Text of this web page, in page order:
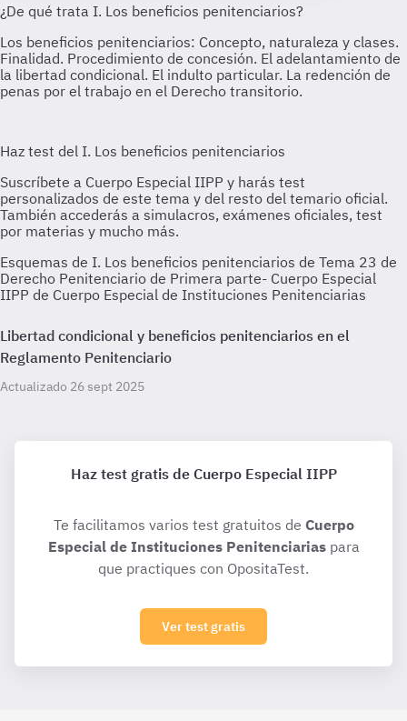
Esquemas de I. Los beneficios penitenciarios de Tema 23 de
Derecho Penitenciario de Primera parte- Cuerpo Especial
IIPP de Cuerpo Especial de Instituciones Penitenciarias
Libertad condicional y beneficios penitenciarios en el
Reglamento Penitenciario
Actualizado 26 sept 2025
Haz test gratis de Cuerpo Especial IIPP
Te facilitamos varios test gratuitos de Cuerpo
Especial de Instituciones Penitenciariaspara
que practiques con OpositaTest.
Ver test gratis